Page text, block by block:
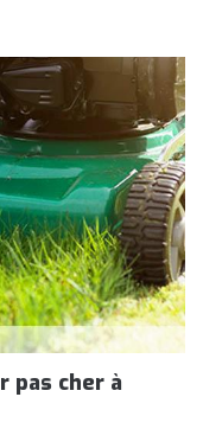
pas cher à